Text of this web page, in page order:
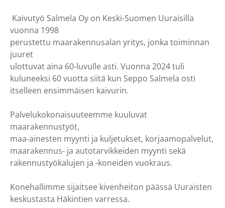
Kaivutyö Salmela Oy on Keski-Suomen Uuraisilla
vuonna 1998
perustettu maarakennusalan yritys, jonka toiminnan
juuret
ulottuvat aina 60-luvulle asti. Vuonna 2024 tuli
kuluneeksi 60 vuotta siitä kun Seppo Salmela osti
itselleen ensimmäisen kaivurin.
Palvelukokonaisuuteemme kuuluvat
maarakennustyöt,
maa-ainesten myynti ja kuljetukset, korjaamopalvelut,
maarakennus- ja autotarvikkeiden myynti sekä
rakennustyökalujen ja -koneiden vuokraus.
Konehallimme sijaitsee kivenheiton päässä Uuraisten
keskustasta Häkintien varressa.